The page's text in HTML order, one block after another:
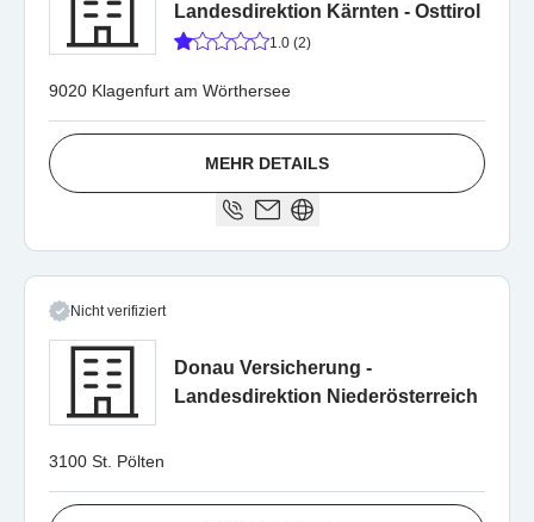
Landesdirektion Kärnten - Osttirol
1.0 (2)
9020 Klagenfurt am Wörthersee
MEHR DETAILS
Nicht verifiziert
Donau Versicherung -
Landesdirektion Niederösterreich
3100 St. Pölten